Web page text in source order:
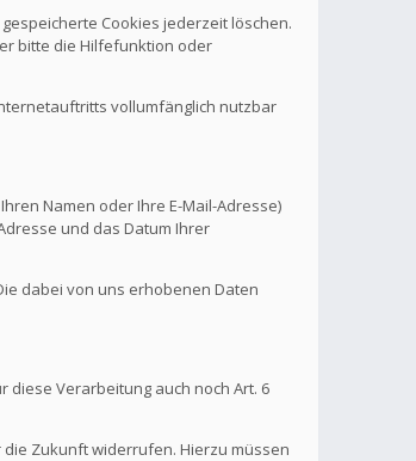
Cookies jederzeit löschen.
bitte die Hilfefunktion oder
vollumfänglich nutzbar
Namen oder Ihre E-Mail-Adresse)
und das Datum Ihrer
dabei von uns erhobenen Daten
Verarbeitung auch noch Art. 6
die Zukunft widerrufen. Hierzu müssen